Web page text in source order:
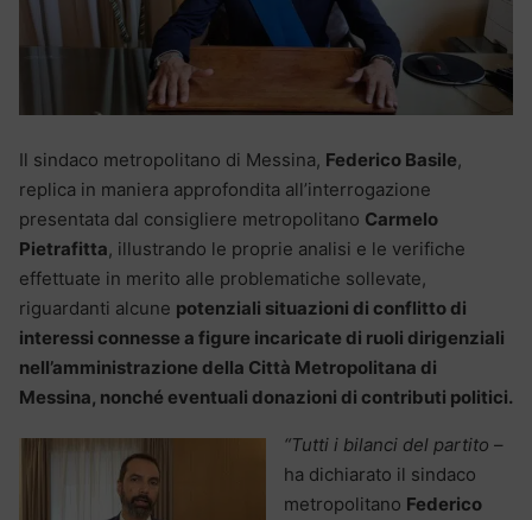
Il sindaco metropolitano di Messina, Federico Basile,
replica in maniera approfondita all’interrogazione
presentata dal consigliere metropolitano Carmelo
Pietrafitta, illustrando le proprie analisi e le verifiche
effettuate in merito alle problematiche sollevate,
riguardanti alcune potenziali situazioni di conflitto di
interessi connesse a figure incaricate di ruoli dirigenziali
nell’amministrazione della Città Metropolitana di
Messina, nonché eventuali donazioni di contributi politici.
“Tutti i bilanci del partito –
ha dichiarato il sindaco
metropolitano Federico